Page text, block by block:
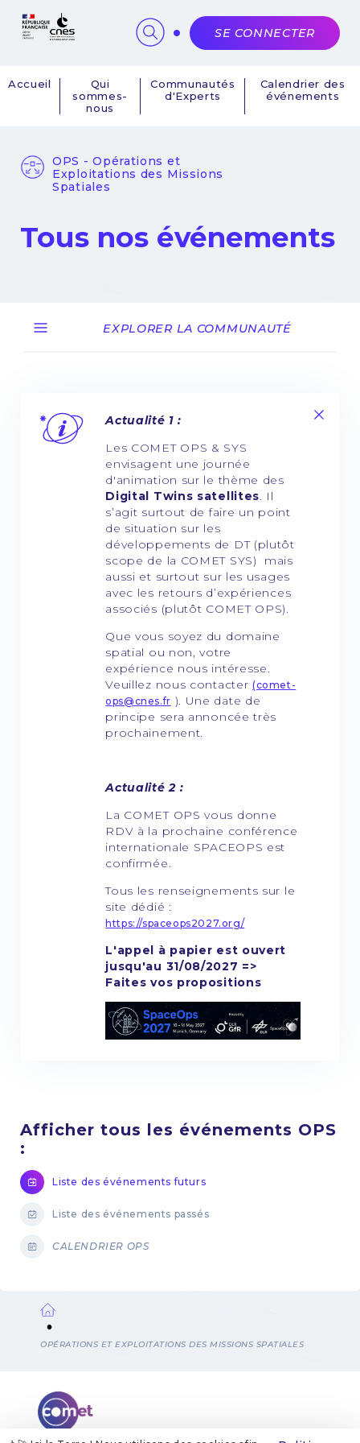
Navigation
Accueil
Qui
sommes-
nous
Communautés
d'Experts
Calendrier des
événements
SE CONNECTER
OPS - Opérations et
Exploitations des Missions
Spatiales
Tous nos événements
EXPLORER LA COMMUNAUTÉ
Actualité 1 :
Les COMET OPS & SYS
envisagent une journée
d'animation sur le thème des
Digital Twins satellites . Il
s’agit surtout de faire un point
de situation sur les
développements de DT (plutôt
scope de la COMET SYS) mais
aussi et surtout sur les usages
avec les retours d’expériences
associés (plutôt COMET OPS).
Que vous soyez du domaine
spatial ou non, votre
expérience nous intéresse.
Veuillez nous contacter(comet-
ops@cnes.fr ). Une date de
principe sera annoncée très
prochainement.
Actualité 2 :
La COMET OPS vous donne
RDV à la prochaine conférence
internationale SPACEOPS est
confirmée.
Tous les renseignements sur le
site dédié :
https://spaceops2027.org/
L'appel à papier est ouvert
jusqu'au 31/08/2027 =>
Faites vos propositions
Afficher tous les événements OPS
:
Liste des événements futurs
Liste des événements passés
CALENDRIER OPS
Fil
OPÉRATIONS ET EXPLOITATIONS DES MISSIONS SPATIALES